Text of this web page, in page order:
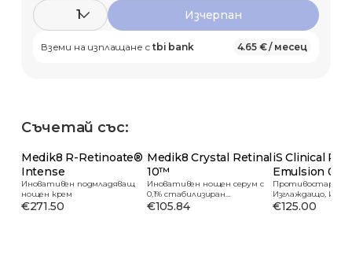
1 Изчерпан
Вземи на изплащане сtbi bank 4.65 € / месец
Съчетай със:
Medik8 R-Retinoate®
Intense
Иновативен подмладяващ
нощен крем
€271.50
Medik8 Crystal Retinal
10™
Иновативен нощен серум с
0,1% стабилизиран
ретиналдехид
€105.84
iS Clinical
Emulsion 0.3
Изглаждащо,
€125.00